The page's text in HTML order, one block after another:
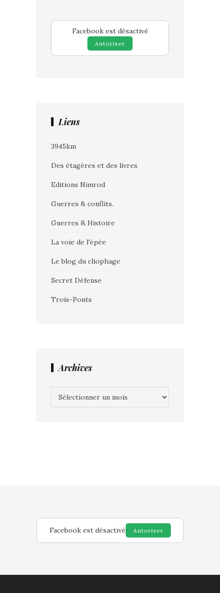
Facebook est désactivé
Autoriser
Liens
3945km
Des étagères et des livres
Editions Nimrod
Guerres & conflits.
Guerres & Histoire
La voie de l'épée
Le blog du cliophage
Secret Défense
Trois-Ponts
Archives
Facebook est désactivé Autoriser